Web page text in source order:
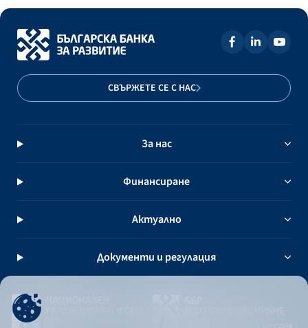
СВЪРЖЕТЕ СЕ С НАС
За нас
Финансиране
Актуално
Документи и регулация